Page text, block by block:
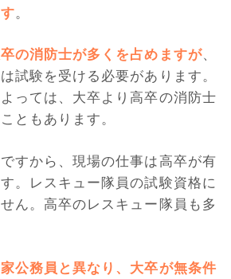
。
の消防士が多くを占めますが、
試験を受ける必要があります。
っては、大卒より高卒の消防士
ともあります。
すから、現場の仕事は高卒が有
。レスキュー隊員の試験資格に
ん。高卒のレスキュー隊員も多
公務員と異なり、大卒が無条件